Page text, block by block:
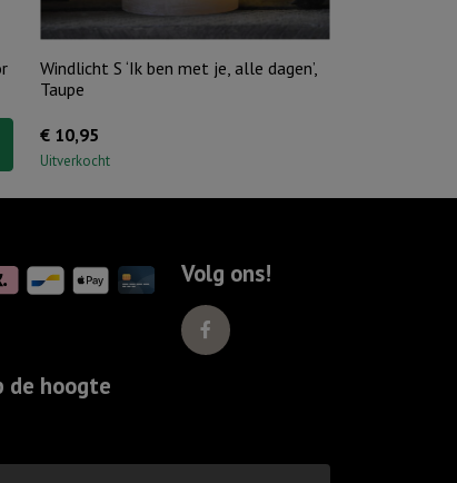
Windlicht S ‘Ik ben met je, alle dagen’,
Taupe
€ 10,95
Uitverkocht
Volg ons!
de hoogte